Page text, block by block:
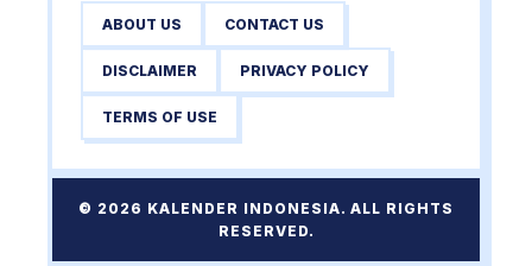
ABOUT US CONTACT US
DISCLAIMER PRIVACY POLICY
TERMS OF USE
© 2026 KALENDER INDONESIA. ALL RIGHTS
RESERVED.